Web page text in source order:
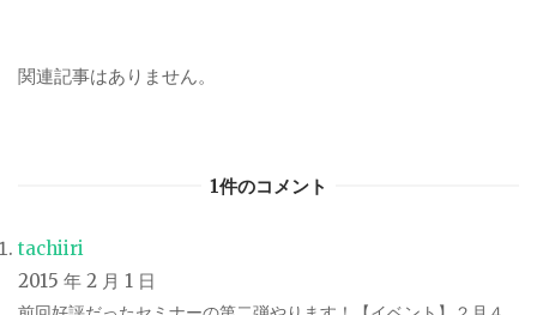
関連記事はありません。
1件のコメント
tachiiri
2015 年 2 月 1 日